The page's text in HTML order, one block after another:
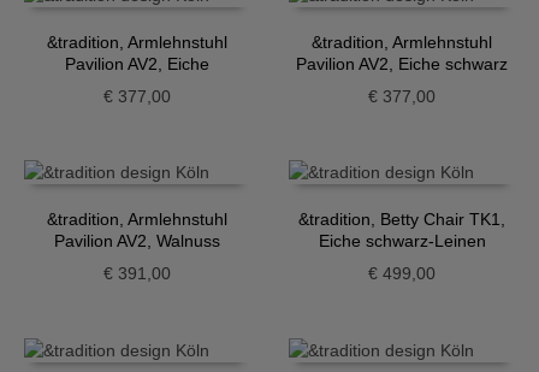
&tradition, Armlehnstuhl
Pavilion AV2, Eiche
€377,00
&tradition, Armlehnstuhl
Pavilion AV2, Eiche schwarz
€ 377,00
&tradition, Armlehnstuhl
Pavilion AV2, Walnuss
€391,00
&tradition, Betty Chair TK1,
Eiche schwarz-Leinen
€ 499,00